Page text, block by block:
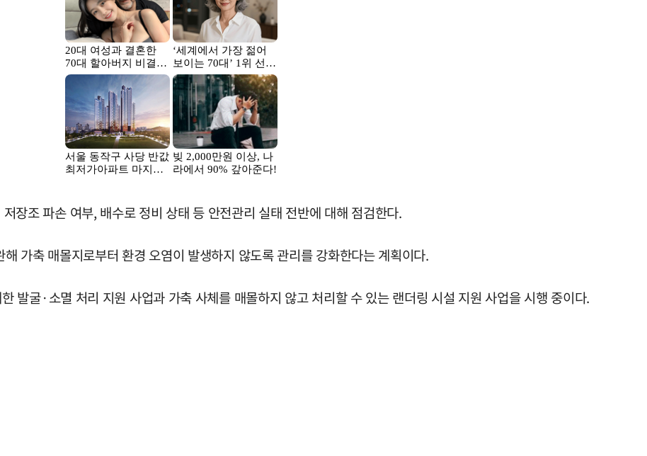
장조 파손 여부, 배수로 정비 상태 등 안전관리 실태 전반에 대해 점검한다.
가축 매몰지로부터 환경 오염이 발생하지 않도록 관리를 강화한다는 계획이다.
발굴·소멸 처리 지원 사업과 가축 사체를 매몰하지 않고 처리할 수 있는 랜더링 시설 지원 사업을 시행 중이다.